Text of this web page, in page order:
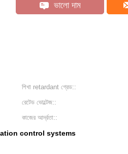
ভালো দাম
শিখা retardant গ্রেড::
রেটেড ভোল্টেজ::
কাজের আর্দ্রতা::
control systems